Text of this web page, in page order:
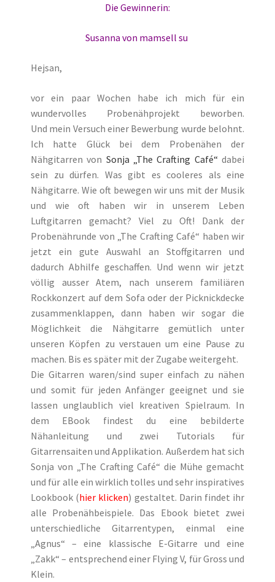
Die Gewinnerin:
Susanna von mamsell su
Hejsan,
vor ein paar Wochen habe ich mich für ein
wundervolles Probenähprojekt beworben.
Und mein Versuch einer Bewerbung wurde belohnt.
Ich hatte Glück bei dem Probenähen der
Nähgitarren von Sonja „The Crafting Café“ dabei
sein zu dürfen. Was gibt es cooleres als eine
Nähgitarre. Wie oft bewegen wir uns mit der Musik
und wie oft haben wir in unserem Leben
Luftgitarren gemacht? Viel zu Oft! Dank der
Probenährunde von „The Crafting Café“ haben wir
jetzt ein gute Auswahl an Stoffgitarren und
dadurch Abhilfe geschaffen. Und wenn wir jetzt
völlig ausser Atem, nach unserem familiären
Rockkonzert auf dem Sofa oder der Picknickdecke
zusammenklappen, dann haben wir sogar die
Möglichkeit die Nähgitarre gemütlich unter
unseren Köpfen zu verstauenum eine Pause zu
machen. Bis es später mit der Zugabe weitergeht.
Die Gitarren waren/sind super einfach zu nähen
und somit für jeden Anfänger geeignet und sie
lassen unglaublich viel kreativen Spielraum. In
dem EBook findest du eine bebilderte
Nähanleitung und zwei Tutorials für
Gitarrensaiten und Applikation. Außerdem hat sich
Sonja von „The Crafting Café“ die Mühe gemacht
und für alle ein wirklich tolles und sehr inspiratives
Lookbook (hier klicken) gestaltet. Darin findet ihr
alle Probenähbeispiele. Das Ebook bietet zwei
unterschiedliche Gitarrentypen, einmal eine
„Agnus“ – eine klassische E-Gitarre und eine
„Zakk“ – entsprechend einer Flying V, für Gross und
Klein.